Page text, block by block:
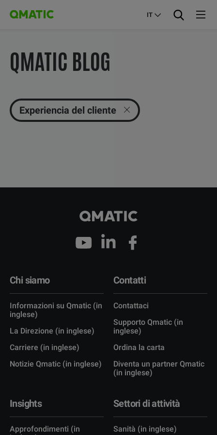
IT
QMATIC BLOG
Experiencia del cliente
Chi siamo
Informazioni su Qmatic (in
inglese)
La Direzione (in inglese)
Carriere (in inglese)
Notizie Qmatic (in inglese)
Contatti
Contattaci
Supporto Qmatic (in
inglese)
Ordina la carta
Diventa un partner Qmatic
(in inglese)
Insights
Approfondimenti (in
Settori di attività
Sanità (in inglese)